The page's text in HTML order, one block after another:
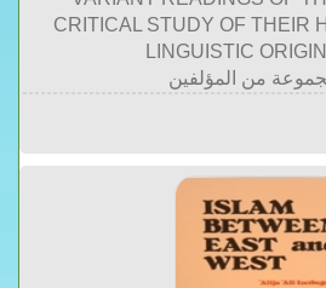
CRITICAL STUDY OF THEIR
LINGUISTIC
من المؤلفين